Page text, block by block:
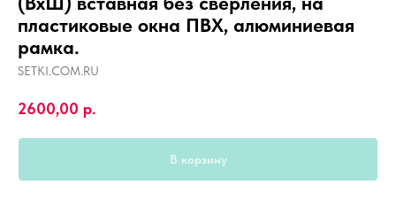
пластиковые окна ПВХ, алюминиевая
рамка.
SETKI.COM.RU
2600,00 р.
В корзину